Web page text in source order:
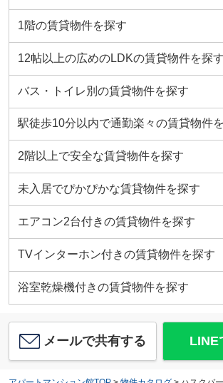
1階の賃貸物件を探す
12帖以上の広めのLDKの賃貸物件を探す
バス・トイレ別の賃貸物件を探す
駅徒歩10分以内で通勤楽々の賃貸物件
2階以上で安全な賃貸物件を探す
未入居でぴかぴかな賃貸物件を探す
エアコン2台付きの賃貸物件を探す
TVインターホン付きの賃貸物件を探す
浴室乾燥機付きの賃貸物件を探す
メールで共有する LINE